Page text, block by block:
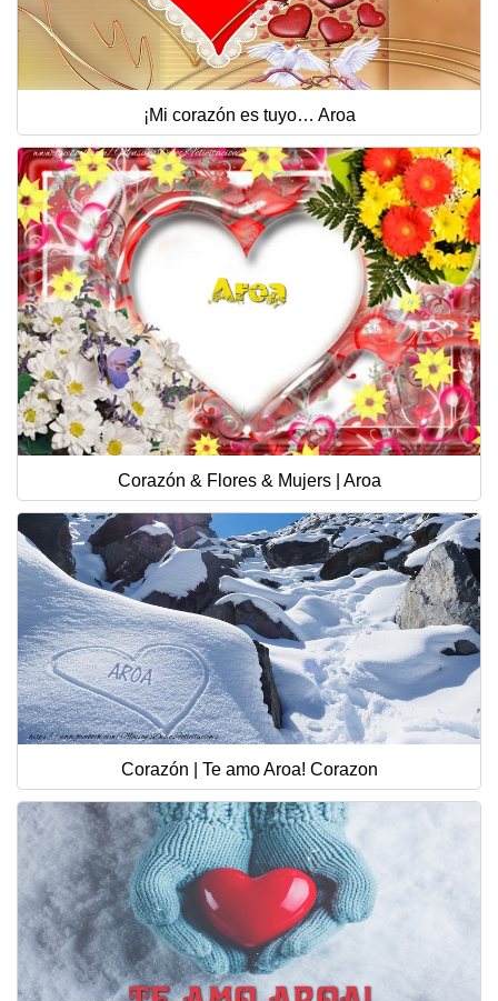
¡Mi corazón es tuyo… Aroa
Corazón & Flores & Mujers | Aroa
Corazón | Te amo Aroa! Corazon